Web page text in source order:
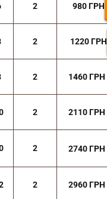
2 980ГРН
2 1220ГРН
2 1460ГРН
2 2110ГРН
2 2740ГРН
2 2960ГРН